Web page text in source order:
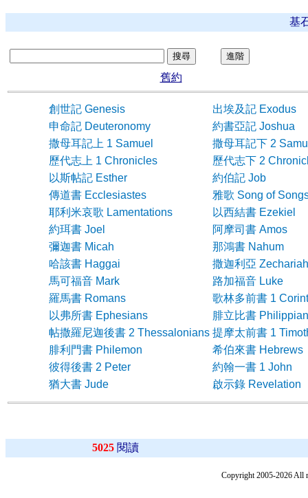
轉眼又到了2011年，新的世代又過了10年，正如時下所言
的經歷，又不禁對神的恩典發出讚美與感恩，心中充滿喜樂
經歷祂的真實與及祝福，感謝讚美主！
2010年主讓我們在購堂還款上，經歷祂奇妙的供應，在短
的肢體奉獻，範圍甚至遠至海外，藉不同渠道我們收取的金
存款只有幾千元，因此我再呼籲眾肢體為此事奉獻。上年弟
有餘，因此我為此求主再一次感動大家參與建立神殿的奉獻
能讓我們完成還款，使教會能有更大發展的空間。神是豐
我們１４萬的需要也算不得甚麼，神是足夠我們所用的。
親愛弟兄姊妹，主當日恩賜迦南地給以色列民，是要他們在
需要他們繼續憑信心依靠神去戰勝仇敵，才能獲得神所賜之
跟從神及建立教會，我心信是「義人必因信得生」，穩行在
現在教會定下在２７／２／２０１１會友大會中及６／３／
家在奉獻上註明是還款之用，我們便會撥入興田基金以作
神恩典常與你們同在，新的一年滿有平安與喜樂，更多經
基
舊約
創世記 Genesis
出埃及記 Exodus
申命記 Deuteronomy
約書亞記 Joshua
撒母耳記上 1 Samuel
撒母耳記下 2
歷代志上 1 Chronicles
歷代志下 2
以斯帖記 Esther
約伯記 Job
傳道書 Ecclesiastes
雅歌 Song of
耶利米哀歌 Lamentations
以西結書 Ezekiel
約珥書 Joel
阿摩司書 Amos
彌迦書 Micah
那鴻書 Nahum
哈該書 Haggai
撒迦利亞 Zechariah
馬可福音 Mark
路加福音 Luke
羅馬書 Romans
歌林多前書 1
以弗所書 Ephesians
腓立比書
帖撒羅尼迦後書 2 Thessalonians 提摩太前書 1
腓利門書 Philemon
希伯來書 Hebrews
彼得後書 2 Peter
約翰一書 1 John
猶大書 Jude
啟示錄 Revelation
5025 閱讀
Copyright 2005-2026 All